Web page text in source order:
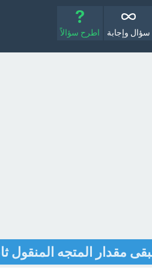
سؤال وإجابة اطرح سؤالاً
مقدار المتجه المنقول